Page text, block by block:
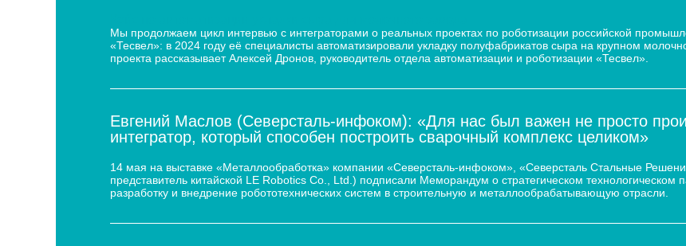
Мы продолжаем цикл интервью с интеграторами о реальных проектах по роботизации российской
«Тесвел»: в 2024 году её специалисты автоматизировали укладку полуфабрикатов сыра на крупном
проекта рассказывает Алексей Дронов, руководитель отдела автоматизации и роботизации «Тесвел».
Евгений Маслов (Северсталь-инфоком): «Для нас был важен не просто
интегратор, который способен построить сварочный комплекс целиком»
14 мая на выставке «Металлообработка» компании «Северсталь-инфоком», «Северсталь Стальные
представитель китайской LE Robotics Co., Ltd.) подписали Меморандум о стратегическом технологическом
разработку и внедрение робототехнических систем в строительную и металлообрабатывающую отрасли.